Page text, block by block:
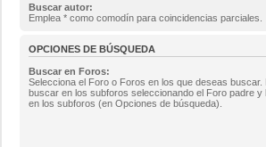
Buscar autor:
Emplea * como comodín para coincidencias parciales.
OPCIONES DE BÚSQUEDA
Buscar en Foros:
Selecciona el Foro o Foros en los que deseas buscar.
buscar en los subforos seleccionando el Foro padre y
en los subforos (en Opciones de búsqueda).